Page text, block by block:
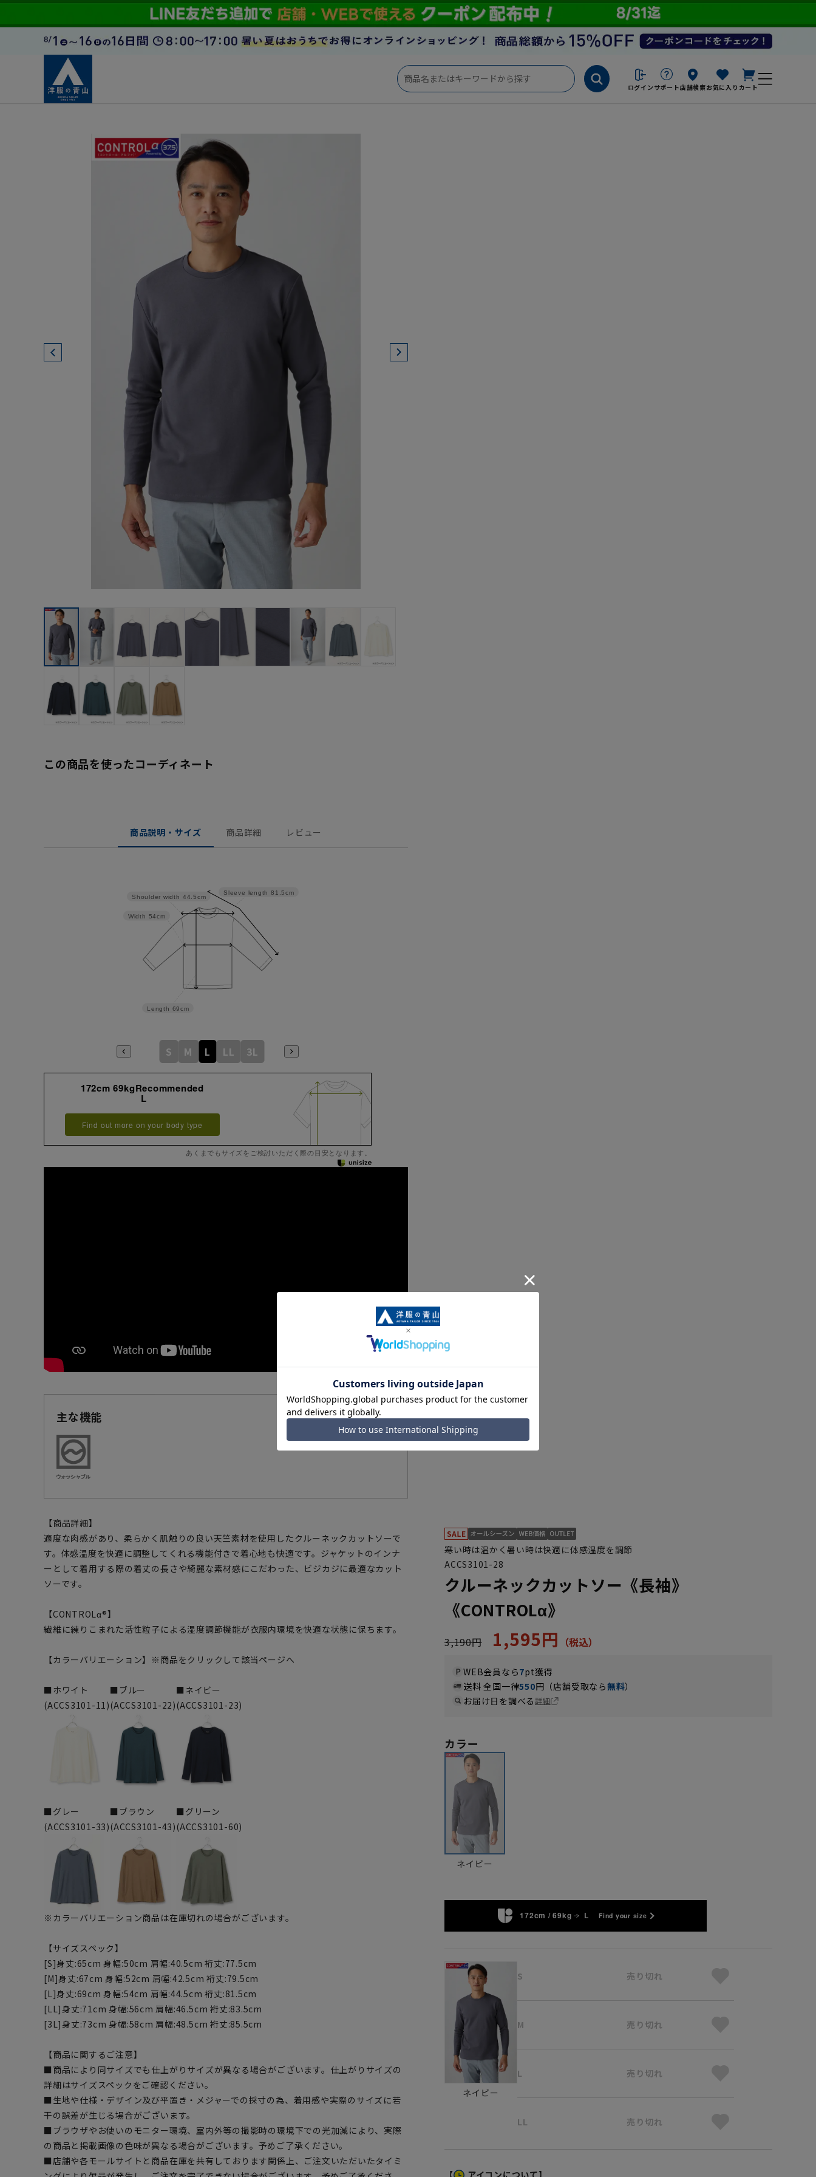
ログイン サポート店舗検索お気に入り カート
この商品を使ったコーディネート
商品説明・サイズ 商品詳細 レビュー
Sleeve length 81.5cm
Length 69cm
Width 54cm
Shoulder width 44.5cm
S M L LL 3L
172cm 69kgRecommended
L
Find out more on your body type
あくまでもサイズをご検討いただく際の目安となります。
主な機能 機能一覧
【商品詳細】
適度な肉感があり、柔らかく肌触りの良い天竺素材を使用したクルーネックカットソーで
す。体感温度を快適に調整してくれる機能付きで着心地も快適です。ジャケットのインナ
ーとして着用する際の着丈の長さや綺麗な素材感にこだわった、ビジカジに最適なカット
ソーです。
【CONTROLα®】
繊維に練りこまれた活性粒子による湿度調節機能が衣服内環境を快適な状態に保ちます。
【カラーバリエーション】※商品をクリックして該当ページへ
■ホワイト
(ACCS3101-11)
■ブルー
(ACCS3101-22)
■ネイビー
(ACCS3101-23)
■グレー
(ACCS3101-33)
■ブラウン
(ACCS3101-43)
■グリーン
(ACCS3101-60)
※カラーバリエーション商品は在庫切れの場合がございます。
【サイズスペック】
[S]身丈:65cm 身幅:50cm 肩幅:40.5cm 裄丈:77.5cm
[M]身丈:67cm 身幅:52cm 肩幅:42.5cm 裄丈:79.5cm
[L]身丈:69cm 身幅:54cm 肩幅:44.5cm 裄丈:81.5cm
[LL]身丈:71cm 身幅:56cm 肩幅:46.5cm 裄丈:83.5cm
[3L]身丈:73cm 身幅:58cm 肩幅:48.5cm 裄丈:85.5cm
【商品に関するご注意】
■商品により同サイズでも仕上がりサイズが異なる場合がございます。仕上がりサイズの
詳細はサイズスペックをご確認ください。
■生地や仕様・デザイン及び平置き・メジャーでの採寸の為、着用感や実際のサイズに若
干の誤差が生じる場合がございます。
■ブラウザやお使いのモニター環境、室内外等の撮影時の環境下での光加減により、実際
の商品と掲載画像の色味が異なる場合がございます。予めご了承ください。
■店舗や各モールサイトと商品在庫を共有しております関係上、ご注文いただいたタイミ
寒い時は温かく暑い時は快適に体感温度を調節
ACCS3101-28
クルーネックカットソー《長袖》
《CONTROLα》
3,190円 1,595円
WEB会員なら7pt獲得
送料 全国一律550円（店舗受取なら無料）
お届け日を調べる詳細
カラー
ネイビー
172cm / 69kg L Find your size
ネイビー
S 売り切れ
M 売り切れ
L 売り切れ
LL 売り切れ
【 アイコンについて】